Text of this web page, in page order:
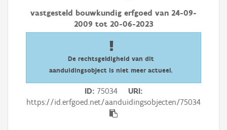
Waarneming
Downloads
vastgesteld bouwkundig erfgoed van 24-09-
2009 tot 20-06-2023
De rechtsgeldigheid van dit
aanduidingsobject is niet meer actueel.
ID 75034
URI
https://id.erfgoed.net/aanduidingsobjecten/75034